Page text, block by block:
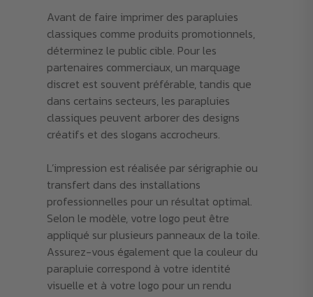
Avant de faire imprimer des parapluies
classiques comme produits promotionnels,
déterminez le public cible. Pour les
partenaires commerciaux, un marquage
discret est souvent préférable, tandis que
dans certains secteurs, les parapluies
classiques peuvent arborer des designs
créatifs et des slogans accrocheurs.
L’impression est réalisée par sérigraphie ou
transfert dans des installations
professionnelles pour un résultat optimal.
Selon le modèle, votre logo peut être
appliqué sur plusieurs panneaux de la toile.
Assurez-vous également que la couleur du
parapluie correspond à votre identité
visuelle et à votre logo pour un rendu